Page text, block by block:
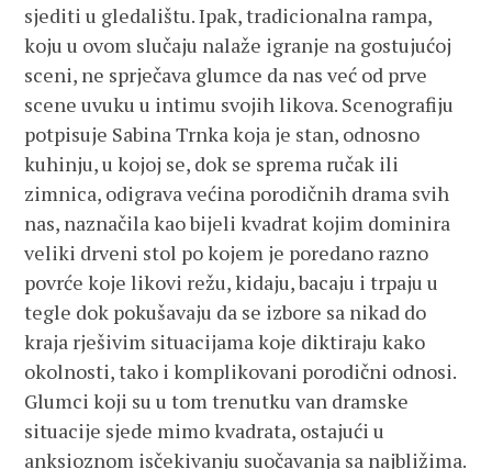
sjediti u gledalištu. Ipak, tradicionalna rampa,
koju u ovom slučaju nalaže igranje na gostujućoj
sceni, ne sprječava glumce da nas već od prve
scene uvuku u intimu svojih likova. Scenografiju
potpisuje Sabina Trnka koja je stan, odnosno
kuhinju, u kojoj se, dok se sprema ručak ili
zimnica, odigrava većina porodičnih drama svih
nas, naznačila kao bijeli kvadrat kojim dominira
veliki drveni stol po kojem je poredano razno
povrće koje likovi režu, kidaju, bacaju i trpaju u
tegle dok pokušavaju da se izbore sa nikad do
kraja rješivim situacijama koje diktiraju kako
okolnosti, tako i komplikovani porodični odnosi.
Glumci koji su u tom trenutku van dramske
situacije sjede mimo kvadrata, ostajući u
anksioznom isčekivanju suočavanja sa najbližima.